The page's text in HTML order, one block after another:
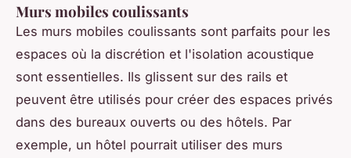
Murs mobiles coulissants
Les murs mobiles coulissants sont parfaits pour les
espaces où la discrétion et l'isolation acoustique
sont essentielles. Ils glissent sur des rails et
peuvent être utilisés pour créer des espaces privés
dans des bureaux ouverts ou des hôtels. Par
exemple, un hôtel pourrait utiliser des murs